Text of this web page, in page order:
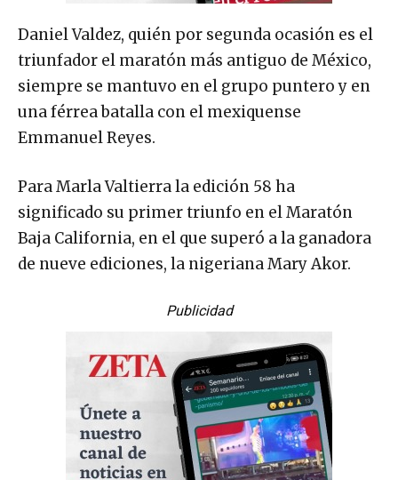
Daniel Valdez, quién por segunda ocasión es el
triunfador el maratón más antiguo de México,
siempre se mantuvo en el grupo puntero y en
una férrea batalla con el mexiquense
Emmanuel Reyes.
Para Marla Valtierra la edición 58 ha
significado su primer triunfo en el Maratón
Baja California, en el que superó a la ganadora
de nueve ediciones, la nigeriana Mary Akor.
Publicidad